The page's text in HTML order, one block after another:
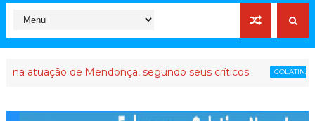
Mendonça, segundo seus críticos COLATINA Até que enfim